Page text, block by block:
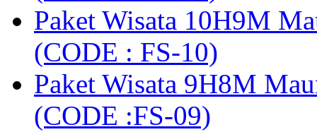
Paket Wisata 10H9M
(CODE : FS-10)
Paket Wisata 9H8M
(CODE :FS-09)